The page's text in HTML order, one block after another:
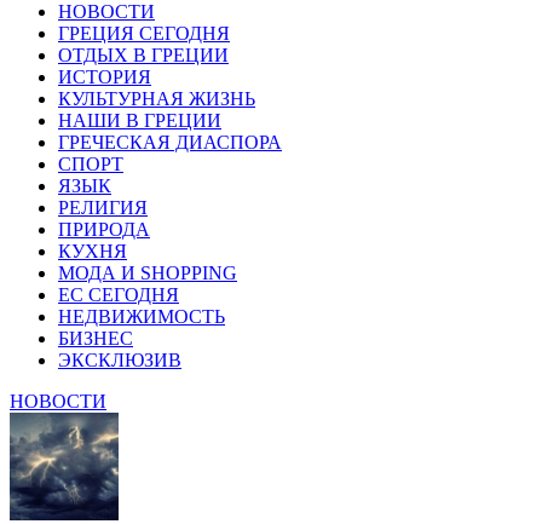
НОВОСТИ
ГРЕЦИЯ СЕГОДНЯ
ОТДЫХ В ГРЕЦИИ
ИСТОРИЯ
КУЛЬТУРНАЯ ЖИЗНЬ
НАШИ В ГРЕЦИИ
ГРЕЧЕСКАЯ ДИАСПОРА
СПОРТ
ЯЗЫК
РЕЛИГИЯ
ПРИРОДА
КУХНЯ
МОДА И SHOPPING
ЕС СЕГОДНЯ
НЕДВИЖИМОСТЬ
БИЗНЕС
ЭКСКЛЮЗИВ
НОВОСТИ